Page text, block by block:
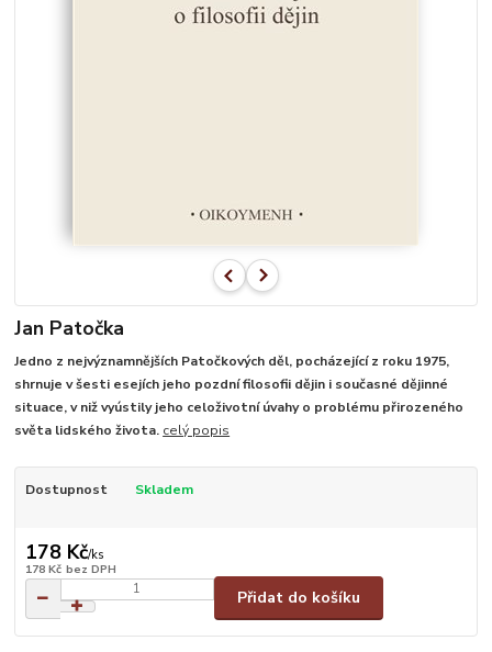
Jan Patočka
Jedno z nejvýznamnějších Patočkových děl, pocházející z roku 1975,
shrnuje v šesti esejích jeho pozdní filosofii dějin i současné dějinné
situace, v niž vyústily jeho celoživotní úvahy o problému přirozeného
světa lidského života. celý popis
Dostupnost Skladem
178 Kč/ks
178 Kč bez DPH
Přidat do košíku